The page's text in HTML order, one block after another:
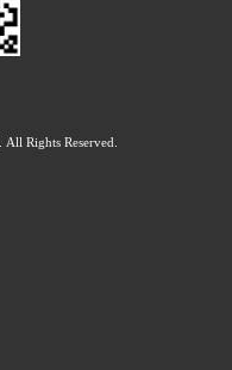
. All Rights Reserved.